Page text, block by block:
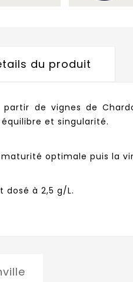
du produit
de vignes de
et singularité.
maturité optimale puis la
à 2,5 g/L.